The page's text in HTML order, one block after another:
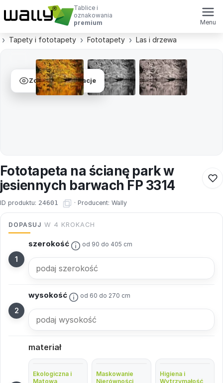
Tablice i
oznakowania
premium
Menu
Tapety i fototapety Fototapety Las i drzewa
Zobacz wizualizacje
Fototapeta na ścianę park w
jesiennych barwach FP 3314
ID produktu: 24601 · Producent: Wally
DOPASUJ W 4 KROKACH
szerokość od 90 do 405 cm
wysokość od 60 do 270 cm
materiał
Ekologiczna i
Matowa
Maskowanie
Nierówności
Higiena i
Wytrzymałość